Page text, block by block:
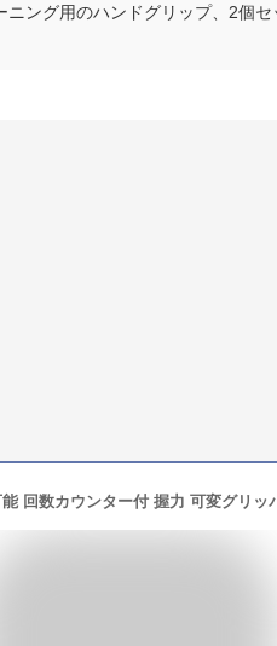
ング用のハンドグリップ、2個